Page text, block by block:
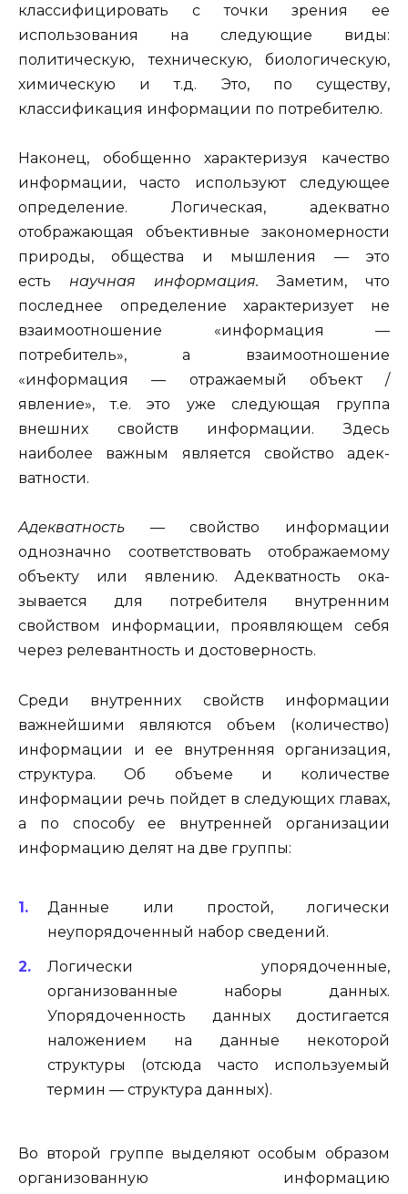
классифицировать с точки зрения ее
использования на следующие виды:
политическую, техническую, биологическую,
химическую и т.д. Это, по существу,
классификация информации по потребителю.
Наконец, обобщенно характеризуя качество
информации, часто используют следующее
определение. Логическая, адекватно
отображающая объективные закономерности
природы, общества и мышления — это
есть научная информация.Заметим, что
последнее определение характеризует не
взаимоотношение «информация —
потребитель», а взаимоотношение
«информация — отражаемый объект /
явление», т.е. это уже следующая группа
внешних свойств информации. Здесь
наиболее важным является свойство адек­
ватности.
Адекватность — свойство информации
однозначно соответ­ствовать отображаемому
объекту или явлению. Адекватность ока­
зывается для потребителя внутренним
свойством информации, проявляющем себя
через релевантность и достоверность.
Среди внутренних свойств информации
важнейшими являются объем (количество)
информации и ее внутренняя организация,
структура. Об объеме и количестве
информации речь пойдет в следующих главах,
а по способу ее внутренней организации
информацию делят на две группы:
Данные или простой, логически
неупорядоченный набор све­дений.
Логически упорядоченные,
организованные наборы данных.
Упорядоченность данных достигается
наложением на данные некоторой
структуры (отсюда часто используемый
термин — структура данных).
Во второй группе выделяют особым образом
организованную информацию